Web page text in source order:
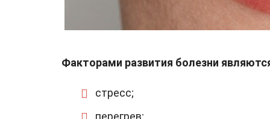
Факторами развития болезни
стресс;
перегрев;